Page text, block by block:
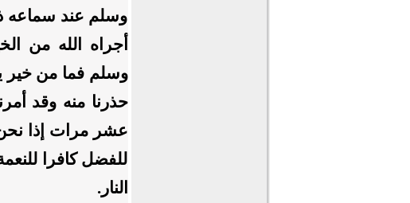
وسلم عند سماعه
أجراه الله من
وسلم فما من خير
حذرنا منه وقد
عشر مرات إذا نحن
للفضل كافرا
النار.